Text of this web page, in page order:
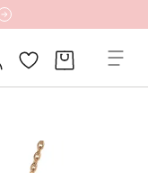
Cartier